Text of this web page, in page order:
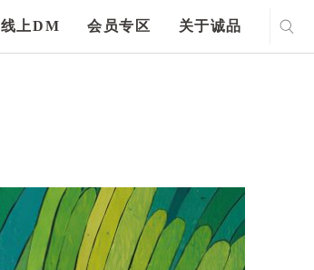
线上DM 会员专区 关于诚品